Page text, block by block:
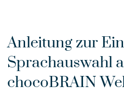
Anleitung zur
Sprachauswahl
chocoBRAIN